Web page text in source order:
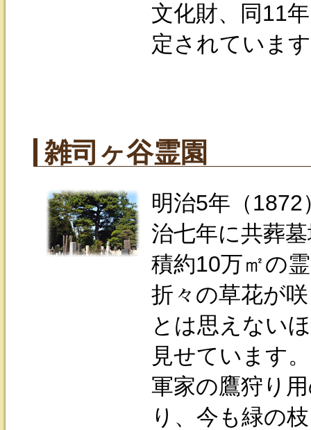
文化財、同11
定されていま
雑司ヶ谷霊園
明治5年（
治七年に共葬
積約10万㎡の
折々の草花が
とは思えない
見せています
軍家の鷹狩り
り、今も緑の